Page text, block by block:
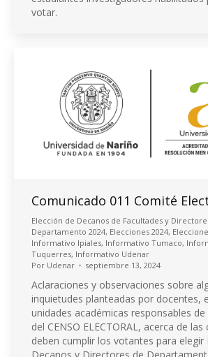
votar.
Comunicado 011 Comité
Elección de Decanos de Facultades y
Departamento 2024, Elecciones 2024,
Informativo Ipiales, Informativo Tumaco,
Tuquerres, Informativo Udenar
Por Udenar septiembre 13, 2024
Aclaraciones y observaciones sobre
inquietudes planteadas por docentes,
unidades académicas responsables
del CENSO ELECTORAL, acerca de
deben cumplir los votantes para elegir